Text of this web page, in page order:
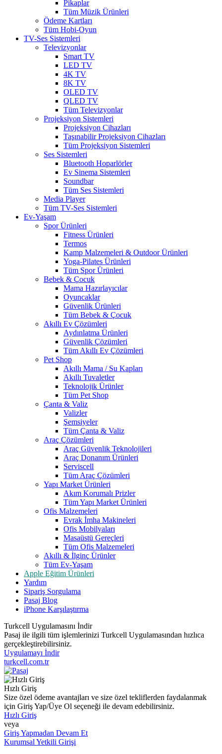
Pikaplar
Tüm Müzik Ürünleri
Ödeme Kartları
Tüm Hobi-Oyun
TV-Ses Sistemleri
Televizyonlar
Smart TV
LED TV
4K TV
8K TV
OLED TV
QLED TV
Tüm Televizyonlar
Projeksiyon Sistemleri
Projeksiyon Cihazları
Taşınabilir Projeksiyon Cihazları
Tüm Projeksiyon Sistemleri
Ses Sistemleri
Bluetooth Hoparlörler
Ev Sinema Sistemleri
Soundbar
Tüm Ses Sistemleri
Media Player
Tüm TV-Ses Sistemleri
Ev-Yaşam
Spor Ürünleri
Fitness Ürünleri
Termos
Kamp Malzemeleri & Outdoor Ürünleri
Yoga-Pilates Ürünleri
Tüm Spor Ürünleri
Bebek & Çocuk
Mama Hazırlayıcılar
Oyuncaklar
Güvenlik Ürünleri
Tüm Bebek & Çocuk
Akıllı Ev Çözümleri
Aydınlatma Ürünleri
Güvenlik Çözümleri
Tüm Akıllı Ev Çözümleri
Pet Shop
Akıllı Mama / Su Kapları
Akıllı Tuvaletler
Teknolojik Ürünler
Tüm Pet Shop
Çanta & Valiz
Valizler
Şemsiyeler
Tüm Çanta & Valiz
Araç Çözümleri
Araç Güvenlik Teknolojileri
Araç Donanım Ürünleri
Serviscell
Tüm Araç Çözümleri
Yapı Market Ürünleri
Akım Korumalı Prizler
Tüm Yapı Market Ürünleri
Ofis Malzemeleri
Evrak İmha Makineleri
Ofis Mobilyaları
Masaüstü Gereçleri
Tüm Ofis Malzemeleri
Akıllı & İlginç Ürünler
Tüm Ev-Yaşam
Apple Eğitim Ürünleri
Yardım
Sipariş Sorgulama
Pasaj Blog
iPhone Karşılaştırma
Turkcell Uygulamasını İndir
Pasaj ile ilgili tüm işlemlerinizi Turkcell Uygulamasından hızlıca
gerçekleştirebilirsiniz.
Uygulamayı İndir
turkcell.com.tr
Hızlı Giriş
Size özel ödeme avantajları ve size özel tekliflerden faydalanmak
için Giriş Yap/Üye Ol seçeneği ile devam edebilirsiniz.
Hızlı Giriş
veya
Giriş Yapmadan Devam Et
Kurumsal Yetkili Girişi